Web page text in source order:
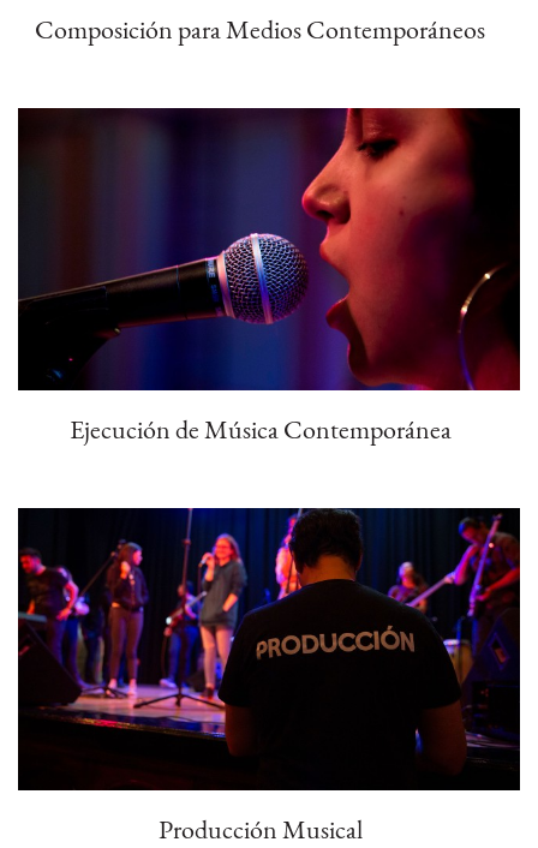
Composición para Medios Contemporáneos
Ejecución de Música Contemporánea
Producción Musical